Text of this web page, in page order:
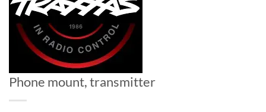
Phone mount, transmitter